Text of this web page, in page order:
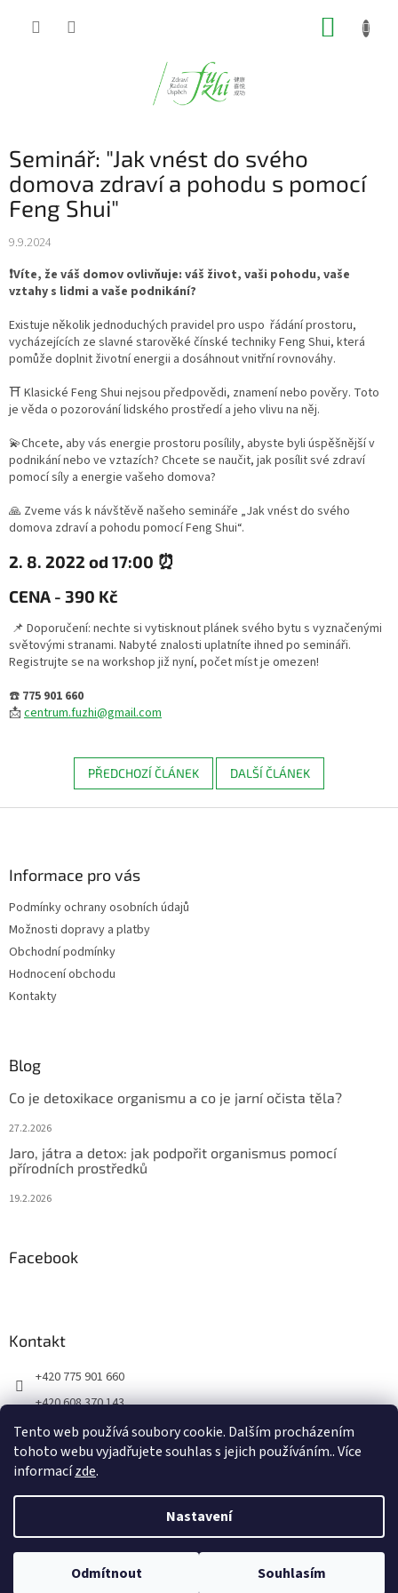
Tento web používá soubory cookie. Dalším procházením
tohoto webu vyjadřujete souhlas s jejich používáním.. Více
informacízde.
Nastavení
Odmítnout Souhlasím
Seminář: "Jak vnést do svého
domova zdraví a pohodu s pomocí
Feng Shui"
9.9.2024
❗️Víte, že váš domov ovlivňuje: váš život, vaši pohodu, vaše
vztahy s lidmi a vaše podnikání?
Existuje několik jednoduchých pravidel pro uspo řádání prostoru,
vycházejících ze slavné starověké čínské techniky Feng Shui, která
pomůže doplnit životní energii a dosáhnout vnitřní rovnováhy.
⛩ Klasické Feng Shui nejsou předpovědi, znamení nebo pověry. Toto
je věda o pozorování lidského prostředí a jeho vlivu na něj.
💫Chcete, aby vás energie prostoru posílily, abyste byli úspěšnější v
podnikání nebo ve vztazích? Chcete se naučit, jak posílit své zdraví
pomocí síly a energie vašeho domova?
🙏 Zveme vás k návštěvě našeho semináře „Jak vnést do svého
domova zdraví a pohodu pomocí Feng Shui“.
2. 8. 2022 od 17:00 ⏰
CENA - 390 Kč
📌 Doporučení: nechte si vytisknout plánek svého bytu s vyznačenými
světovými stranami. Nabyté znalosti uplatníte ihned po semináři.
Registrujte se na workshop již nyní, počet míst je omezen!
☎️ 775 901 660
📩 centrum.fuzhi@gmail.com
PŘEDCHOZÍ ČLÁNEK DALŠÍ ČLÁNEK
Informace pro vás
Podmínky ochrany osobních údajů
Možnosti dopravy a platby
Obchodní podmínky
Hodnocení obchodu
Kontakty
Blog
Co je detoxikace organismu a co je jarní očista těla?
27.2.2026
Jaro, játra a detox: jak podpořit organismus pomocí
přírodních prostředků
19.2.2026
Facebook
Kontakt
+420 775 901 660
+420 608 370 143
Navštivte naši Facebook stránku a buďte v obraze!
centrum_fuzhi
Vytvořil Shoptet
Copyright 2026 . Všechna práva vyhrazena.